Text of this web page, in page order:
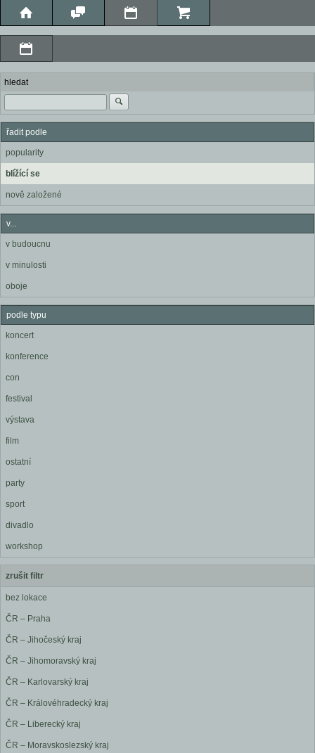
hledat
řadit podle
popularity
blížící se
nově založené
v...
v budoucnu
v minulosti
oboje
podle typu
koncert
konference
con
festival
výstava
film
ostatní
party
sport
divadlo
workshop
zrušit filtr
bez lokace
ČR – Praha
ČR – Jihočeský kraj
ČR – Jihomoravský kraj
ČR – Karlovarský kraj
ČR – Královéhradecký kraj
ČR – Liberecký kraj
ČR – Moravskoslezský kraj